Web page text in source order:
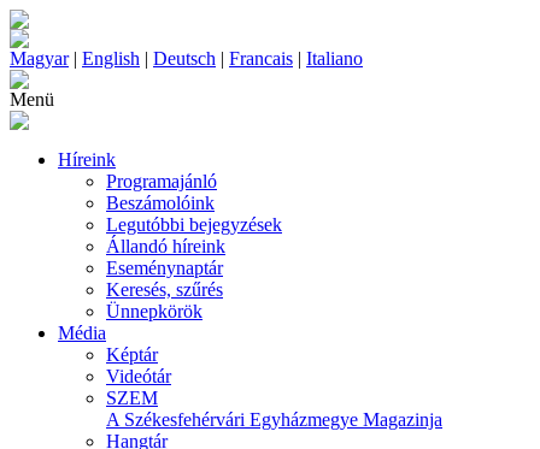
Magyar| English | Deutsch | Francais | Italiano
Menü
Híreink
Programajánló
Beszámolóink
Legutóbbi bejegyzések
Állandó híreink
Eseménynaptár
Keresés, szűrés
Ünnepkörök
Média
Képtár
Videótár
SZEM
A Székesfehérvári Egyházmegye Magazinja
Hangtár